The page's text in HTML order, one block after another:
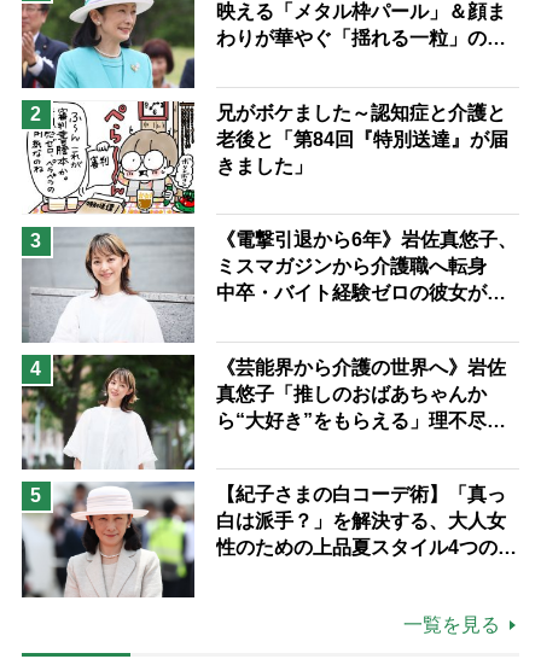
息子の遠距離介護サバイバル術
兄がボケました
予防法
映える「メタル枠パール」＆顔ま
わりが華やぐ「揺れる一粒」の使
2
兄がボケました～認知症と介護と
老後と「第84回『特別送達』が届
きました」
3
《電撃引退から6年》岩佐真悠子、
ミスマガジンから介護職へ転身
中卒・バイト経験ゼロの彼女が見
ながら自分らしくいられる」
4
《芸能界から介護の世界へ》岩佐
真悠子「推しのおばあちゃんか
ら“大好き”をもらえる」理不尽さ
場は「愛おしい」
5
【紀子さまの白コーデ術】「真っ
白は派手？」を解決する、大人女
性のための上品夏スタイル4つのコ
一覧を見る